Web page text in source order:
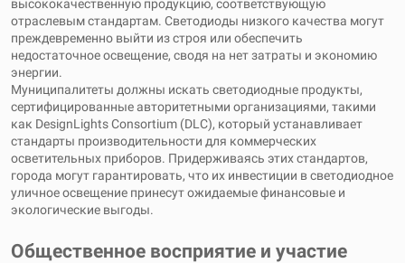
высококачественную продукцию, соответствующую
отраслевым стандартам. Светодиоды низкого качества могут
преждевременно выйти из строя или обеспечить
недостаточное освещение, сводя на нет затраты и экономию
энергии.
Муниципалитеты должны искать светодиодные продукты,
сертифицированные авторитетными организациями, такими
как DesignLights Consortium (DLC), который устанавливает
стандарты производительности для коммерческих
осветительных приборов. Придерживаясь этих стандартов,
города могут гарантировать, что их инвестиции в светодиодное
уличное освещение принесут ожидаемые финансовые и
экологические выгоды.
Общественное восприятие и участие